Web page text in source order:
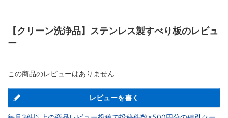
【クリーン洗浄品】ステンレス製すべり板のレビュ
ー
この商品のレビューはありません
レビューを書く